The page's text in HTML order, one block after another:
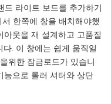
라이트 보드를 추가하기
한쪽에 창을 배치해야했
아웃을 재 설계하고 고품질
. 이 창에는 쉽게 움직일
위한 잠금로드가 있습니
능으로 롤러 셔터와 상단